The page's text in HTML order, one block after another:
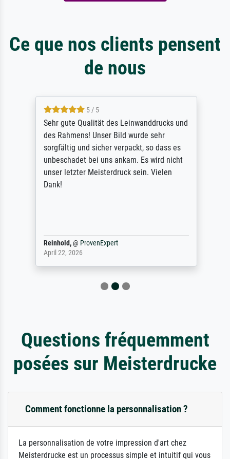
Ce que nos clients pensent
de nous
5 / 5
Sehr gute Qualität des Leinwanddrucks und
des Rahmens! Unser Bild wurde sehr
sorgfältig und sicher verpackt, so dass es
unbeschadet bei uns ankam. Es wird nicht
unser letzter Meisterdruck sein. Vielen
Dank!
Reinhold,@ ProvenExpert
April 22, 2026
Questions fréquemment
posées sur Meisterdrucke
Comment fonctionne la personnalisation ?
La personnalisation de votre impression d'art chez
Meisterdrucke est un processus simple et intuitif qui vous